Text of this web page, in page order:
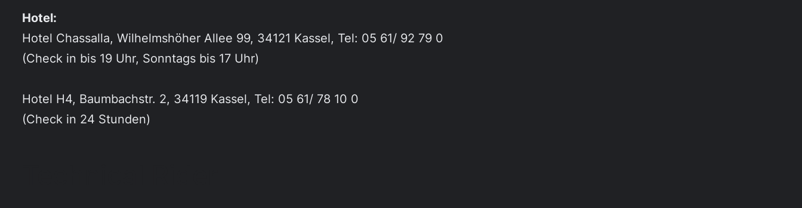
Hotel:
Hotel Chassalla, Wilhelmshöher Allee 99, 34121 Kassel, Tel: 05 61/ 92 79 0
(Check in bis 19 Uhr, Sonntags bis 17 Uhr)
Hotel H4, Baumbachstr. 2, 34119 Kassel, Tel: 05 61/ 78 10 0
(Check in 24 Stunden)